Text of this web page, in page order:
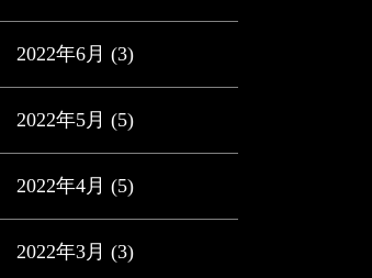
2022年6月 (3)
2022年5月 (5)
2022年4月 (5)
2022年3月 (3)